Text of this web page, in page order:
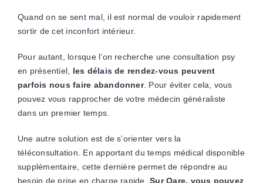
Quand on se sent mal, il est normal de vouloir rapidement
sortir de cet inconfort intérieur.
Pour autant, lorsque l’on recherche une consultation psy
en présentiel, les délais de rendez-vous peuvent
parfois nous faire abandonner. Pour éviter cela, vous
pouvez vous rapprocher de votre médecin généraliste
dans un premier temps.
Une autre solution est de s’orienter vers la
téléconsultation. En apportant du temps médical disponible
supplémentaire, cette dernière permet de répondre au
besoin de prise en charge rapide.Sur Qare, vous pouvez